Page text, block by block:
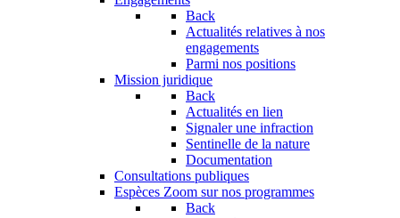
Back
Actualités relatives à nos
engagements
Parmi nos positions
Mission juridique
Back
Actualités en lien
Signaler une infraction
Sentinelle de la nature
Documentation
Consultations publiques
Espèces Zoom sur nos programmes
Back